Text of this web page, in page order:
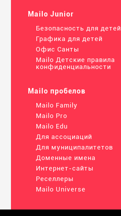
Mailo Junior
Безопасность для детей
Графика для детей
Офис Санты
Mailo Детские правила
конфиденциальности
Mailo пробелов
Mailo Family
Mailo Pro
Mailo Edu
Для ассоциаций
Для муниципалитетов
Доменные имена
Интернет-сайты
Реселлеры
Mailo Universe